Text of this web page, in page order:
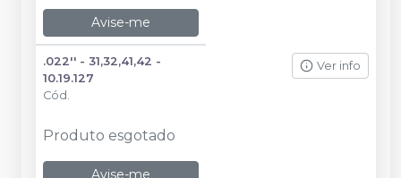
Avise-me
.022'' - 31,32,41,42 -
10.19.127
Cód.
Ver info
Produto esgotado
Avise-me